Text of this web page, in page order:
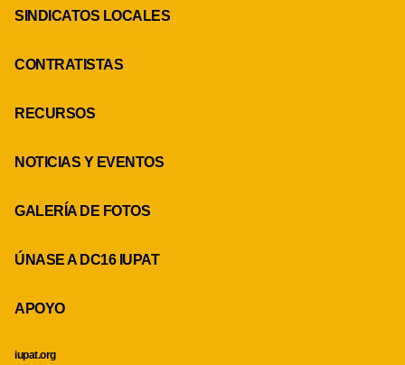
SINDICATOS LOCALES
CONTRATISTAS
RECURSOS
NOTICIAS Y EVENTOS
GALERÍA DE FOTOS
ÚNASE A DC16 IUPAT
APOYO
iupat.org